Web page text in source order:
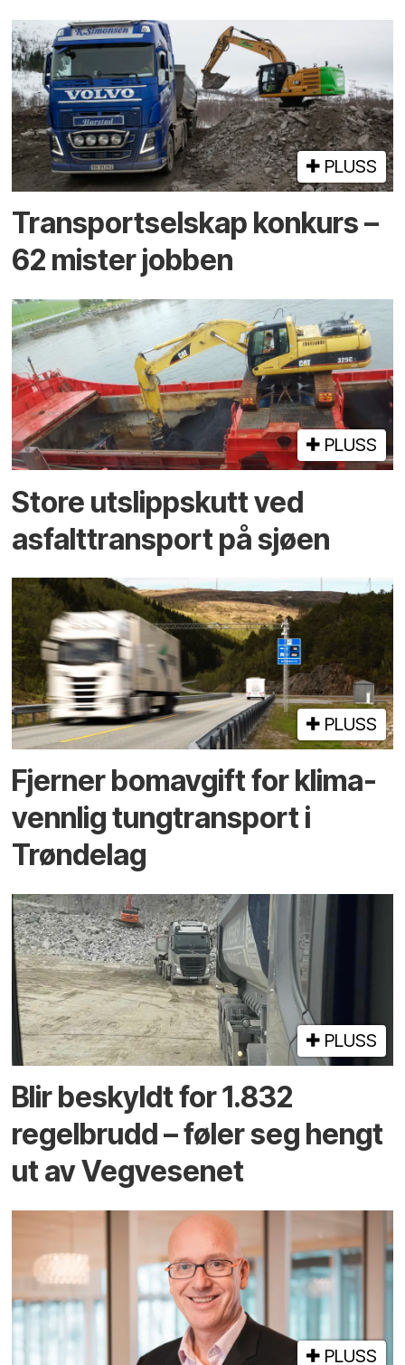
PLUSS
Transportselskap konkurs –
62 mister jobben
PLUSS
Store utslippskutt ved
asfalttransport på sjøen
PLUSS
Fjerner bom­avgift for klima­
vennlig tung­transport i
Trøndelag
PLUSS
Blir beskyldt for 1.832
regelbrudd – føler seg hengt
ut av Vegvesenet
PLUSS